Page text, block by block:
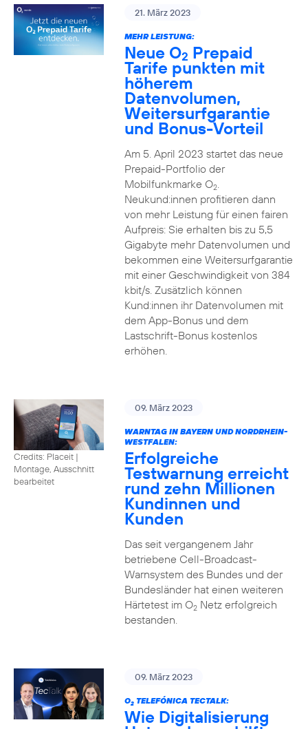
21. März 2023
MEHR LEISTUNG:
Neue O2 Prepaid
Tarife punkten mit
höherem
Datenvolumen,
Weitersurfgarantie
und Bonus-Vorteil
Am 5. April 2023 startet das neue
Prepaid-Portfolio der
Mobilfunkmarke O2.
Neukund:innen profitieren dann
von mehr Leistung für einen fairen
Aufpreis: Sie erhalten bis zu 5,5
Gigabyte mehr Datenvolumen und
bekommen eine Weitersurfgarantie
mit einer Geschwindigkeit von 384
kbit/s. Zusätzlich können
Kund:innen ihr Datenvolumen mit
dem App-Bonus und dem
Lastschrift-Bonus kostenlos
erhöhen.
Credits: Placeit |
Montage, Ausschnitt
bearbeitet
09. März 2023
WARNTAG IN BAYERN UND NORDRHEIN-
WESTFALEN:
Erfolgreiche
Testwarnung erreicht
rund zehn Millionen
Kundinnen und
Kunden
Das seit vergangenem Jahr
betriebene Cell-Broadcast-
Warnsystem des Bundes und der
Bundesländer hat einen weiteren
Härtetest im O2Netz erfolgreich
bestanden.
09. März 2023
O2TELEFÓNICA TECTALK:
Wie Digitalisierung